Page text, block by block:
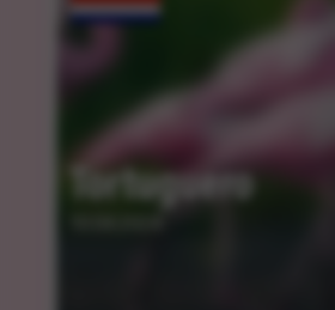
Tortuguero